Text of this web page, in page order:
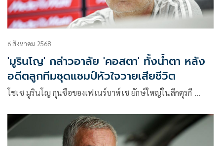
6 สิงหาคม 2568
'มูรินโญ' กล่าวอาลัย 'คอสตา' ทั้งน้ำตา หลัง
อดีตลูกทีมชุดแชมป์หัวใจวายเสียชีวิต
โชเซ มูรินโญ กุนซือของเฟเนร์บาห์เช ยักษ์ใหญ่ในลีกตุรกี …